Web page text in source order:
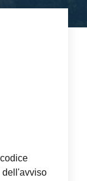
dell'avviso